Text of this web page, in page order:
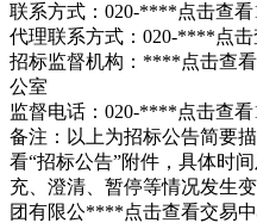
联系方式：020-****点击查看
代理联系方式：020-****点
招标监督机构：****点击查看
公室
监督电话：020-****点击查看
备注：以上为招标公告简要
看“招标公告”附件，具体时
充、澄清、暂停等情况发生
团有限公****点击查看交易